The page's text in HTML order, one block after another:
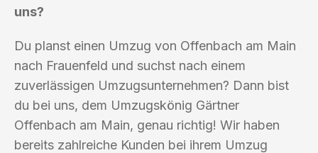
uns?
Du planst einen Umzug von Offenbach am Main
nach Frauenfeld und suchst nach einem
zuverlässigen Umzugsunternehmen? Dann bist
du bei uns, dem Umzugskönig Gärtner
Offenbach am Main, genau richtig! Wir haben
bereits zahlreiche Kunden bei ihrem Umzug